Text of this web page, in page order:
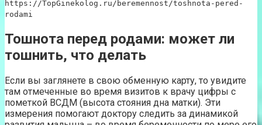
https://TopGinekolog.ru/beremennost/toshnota-pered-
rodami
Тошнота перед родами: может ли
тошнить, что делать
Если вы заглянете в свою обменную карту, то увидите
там отмеченные во время визитов к врачу цифры с
пометкой ВСДМ (высота стояния дна матки). Эти
измерения помогают доктору следить за динамикой